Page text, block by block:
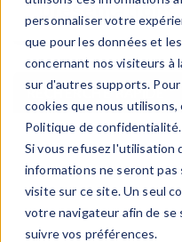
personnaliser votre
que pour les données et
concernant nos visiteurs à
sur d'autres supports.
cookies que nous
Politique de confidentialité.
Si vous refusez l'utilisation
informations ne seront pas
visite sur ce site. Un seul
votre navigateur afin de se
suivre vos préférences.
présentations
RECHERCHE RAPIDE
Filtrer par domaine
Filtrer par Industrie